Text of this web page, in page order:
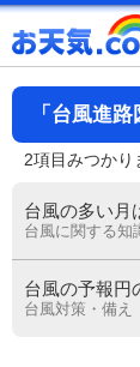
「台風進
2項目みつかり
台風の多い月
台風に関する知
台風の予報円
台風対策・備え